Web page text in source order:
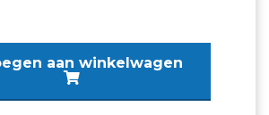
aan winkelwagen